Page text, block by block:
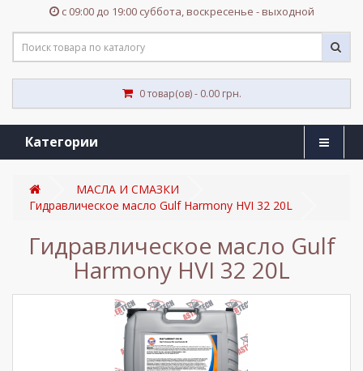
с 09:00 до 19:00 суббота, воскресенье - выходной
0 товар(ов) - 0.00 грн.
Категории
МАСЛА И СМАЗКИ
Гидравлическое масло Gulf Harmony HVI 32 20L
Гидравлическое масло Gulf
Harmony HVI 32 20L